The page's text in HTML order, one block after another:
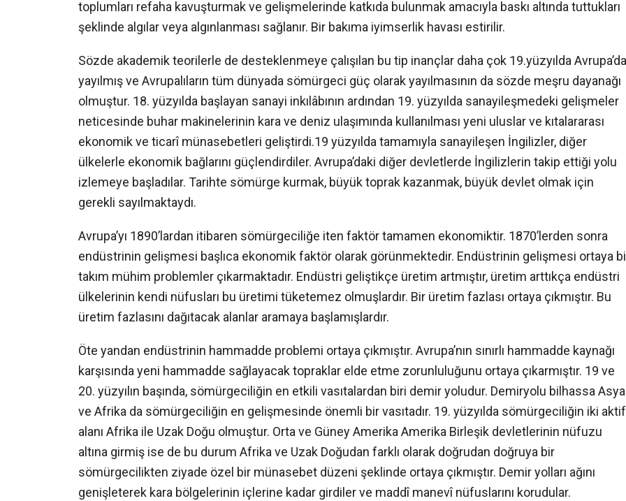
toplumları refaha kavuşturmak ve gelişmelerinde katkıda bulunmak amacıyla baskı altında tuttukları
şeklinde algılar veya algınlanması sağlanır. Bir bakıma iyimserlik havası estirilir.
Sözde akademik teorilerle de desteklenmeye çalışılan bu tip inançlar daha çok 19.yüzyılda Avrupa’da
yayılmış ve Avrupalıların tüm dünyada sömürgeci güç olarak yayılmasının da sözde meşru dayanağı
olmuştur. 18. yüzyılda başlayan sanayi inkılâbının ardından 19. yüzyılda sanayileşmedeki gelişmeler
neticesinde buhar makinelerinin kara ve deniz ulaşımında kullanılması yeni uluslar ve kıtalararası
ekonomik ve ticarî münasebetleri geliştirdi.19 yüzyılda tamamıyla sanayileşen İngilizler, diğer
ülkelerle ekonomik bağlarını güçlendirdiler. Avrupa’daki diğer devletlerde İngilizlerin takip ettiği yolu
izlemeye başladılar. Tarihte sömürge kurmak, büyük toprak kazanmak, büyük devlet olmak için
gerekli sayılmaktaydı.
Avrupa’yı 1890’lardan itibaren sömürgeciliğe iten faktör tamamen ekonomiktir. 1870’lerden sonra
endüstrinin gelişmesi başlıca ekonomik faktör olarak görünmektedir. Endüstrinin gelişmesi ortaya
takım mühim problemler çıkarmaktadır. Endüstri geliştikçe üretim artmıştır, üretim arttıkça endüstri
ülkelerinin kendi nüfusları bu üretimi tüketemez olmuşlardır. Bir üretim fazlası ortaya çıkmıştır. Bu
üretim fazlasını dağıtacak alanlar aramaya başlamışlardır.
Öte yandan endüstrinin hammadde problemi ortaya çıkmıştır. Avrupa’nın sınırlı hammadde kaynağı
karşısında yeni hammadde sağlayacak topraklar elde etme zorunluluğunu ortaya çıkarmıştır. 19 ve
20. yüzyılın başında, sömürgeciliğin en etkili vasıtalardan biri demir yoludur. Demiryolu bilhassa Asya
ve Afrika da sömürgeciliğin en gelişmesinde önemli bir vasıtadır. 19. yüzyılda sömürgeciliğin iki aktif
alanı Afrika ile Uzak Doğu olmuştur. Orta ve Güney Amerika Amerika Birleşik devletlerinin nüfuzu
altına girmiş ise de bu durum Afrika ve Uzak Doğudan farklı olarak doğrudan doğruya bir
sömürgecilikten ziyade özel bir münasebet düzeni şeklinde ortaya çıkmıştır. Demir yolları ağını
genişleterek kara bölgelerinin içlerine kadar girdiler ve maddî manevî nüfuslarını korudular.